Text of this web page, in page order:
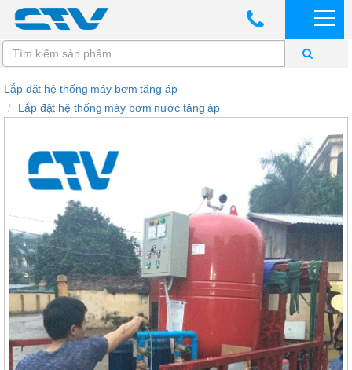
Lắp đặt hệ thống máy bơm tăng áp
Lắp đặt hệ thống máy bơm nước tăng áp